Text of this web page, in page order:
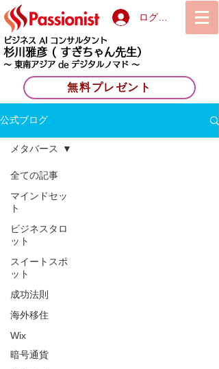
ログイン
ビジネス AI コンサルタント
杉川雅彦 ( すぎちゃん先生）
〜 東南アジア de デジタルノマド 〜
無料プレゼント
公式ブログ
全ての記事
マインドセッ
ト
ビジネスタロ
ット
スイートスポ
ット
成功法則
海外移住
Wix
暗号通貨
メタバース